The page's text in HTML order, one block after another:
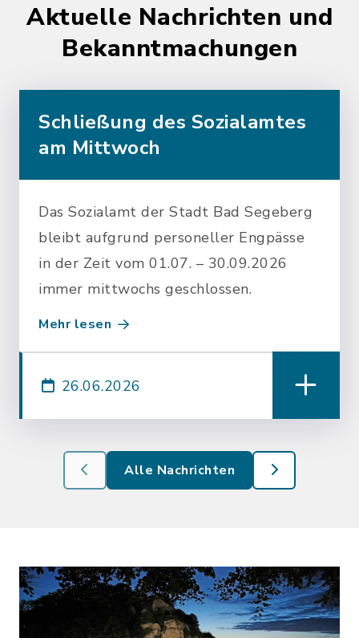
Aktuelle Nachrichten und
Bekanntmachungen
Schließung des Sozialamtes
am Mittwoch
Das Sozialamt der Stadt Bad Segeberg
bleibt aufgrund personeller Engpässe
in der Zeit vom 01.07. – 30.09.2026
immer mittwochs geschlossen.
Mehr lesen
26.06.2026
Alle Nachrichten